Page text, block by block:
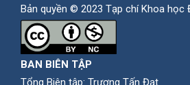
Bản quyền © 2023 Tạp chí Khoa
BAN BIÊN TẬP